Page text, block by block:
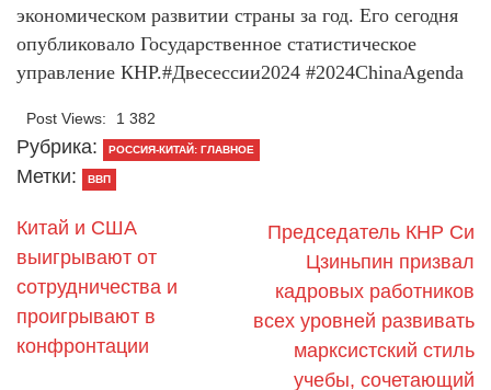
экономическом развитии страны за год. Его сегодня
опубликовало Государственное статистическое
управление КНР.#Двесессии2024 #2024ChinaAgenda
Post Views: 1 382
Рубрика: РОССИЯ-КИТАЙ: ГЛАВНОЕ
Метки: ВВП
Китай и США
выигрывают от
сотрудничества и
проигрывают в
конфронтации
Председатель КНР Си
Цзиньпин призвал
кадровых работников
всех уровней развивать
марксистский стиль
учебы, сочетающий